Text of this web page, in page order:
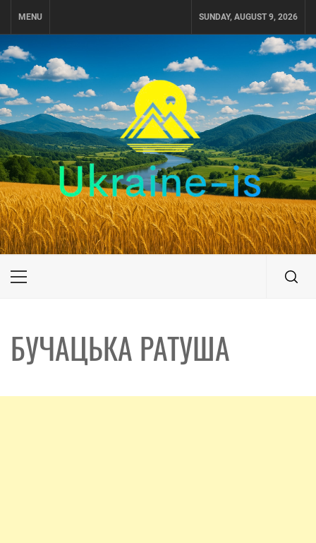
MENU SUNDAY, AUGUST 9, 2026
UKRAINE-IS
ПОДОРОЖI ПО УКРАЇНІ
Primary
БУЧАЦЬКА РАТУША